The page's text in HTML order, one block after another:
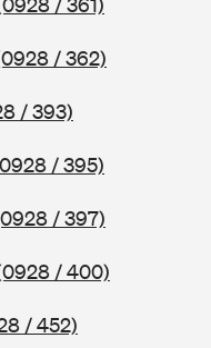
/ 361)
/ 362)
/ 393)
/ 395)
/ 397)
/ 400)
/ 452)